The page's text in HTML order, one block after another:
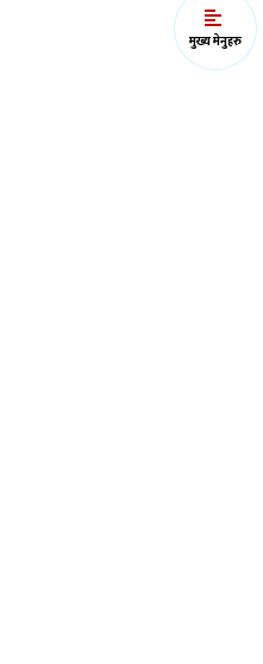
मुख्य मेनुहरु